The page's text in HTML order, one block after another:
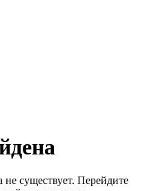
существует. Перейдите